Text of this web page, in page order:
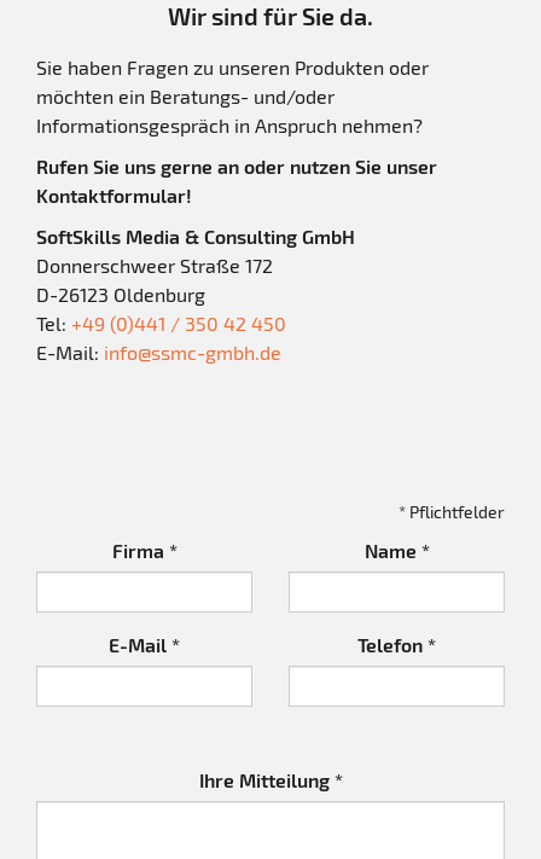
Wir sind für Sie da.
Sie haben Fragen zu unseren Produkten oder
möchten ein Beratungs- und/oder
Informationsgespräch in Anspruch nehmen?
Rufen Sie uns gerne an oder nutzen Sie unser
Kontaktformular!
SoftSkills Media & Consulting GmbH
Donnerschweer Straße 172
D-26123 Oldenburg
Tel: +49 (0)441 / 350 42 450
E-Mail: info@ssmc-gmbh.de
* Pflichtfelder
Firma * Name *
E-Mail * Telefon *
Ihre Mitteilung *